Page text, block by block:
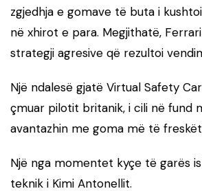
zgjedhja e gomave të buta i
në xhirot e para. Megjithatë,
strategji agresive që rezultoi
Një ndalesë gjatë Virtual Safety
çmuar pilotit britanik, i cili në fund
avantazhin me goma më të
Një nga momentet kyçe të garës
teknik i Kimi Antonellit.